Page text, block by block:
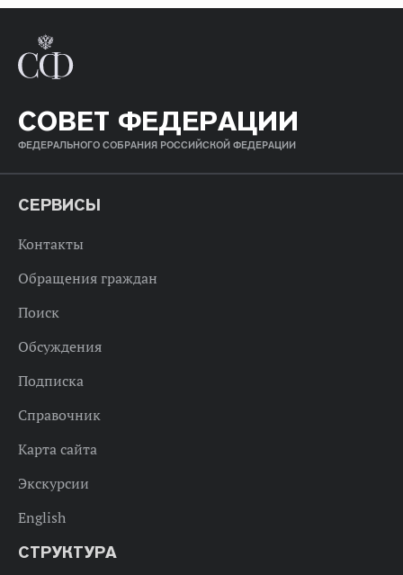
СОВЕТ ФЕДЕРАЦИИ
ФЕДЕРАЛЬНОГО СОБРАНИЯ РОССИЙСКОЙ ФЕДЕРАЦИИ
СЕРВИСЫ
Контакты
Обращения граждан
Поиск
Обсуждения
Подписка
Справочник
Карта сайта
Экскурсии
English
СТРУКТУРА